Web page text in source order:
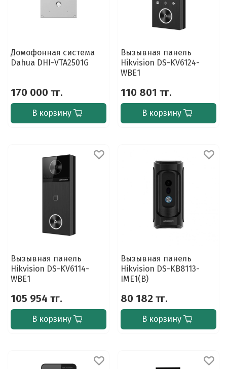
Домофонная система
Dahua DHI-VTA2501G
170 000 тг.
В корзину
Вызывная панель
Hikvision DS-KV6124-
WBE1
110 801 тг.
В корзину
Вызывная панель
Hikvision DS-KV6114-
WBE1
105 954 тг.
В корзину
Вызывная панель
Hikvision DS-KB8113-
IME1(B)
80 182 тг.
В корзину